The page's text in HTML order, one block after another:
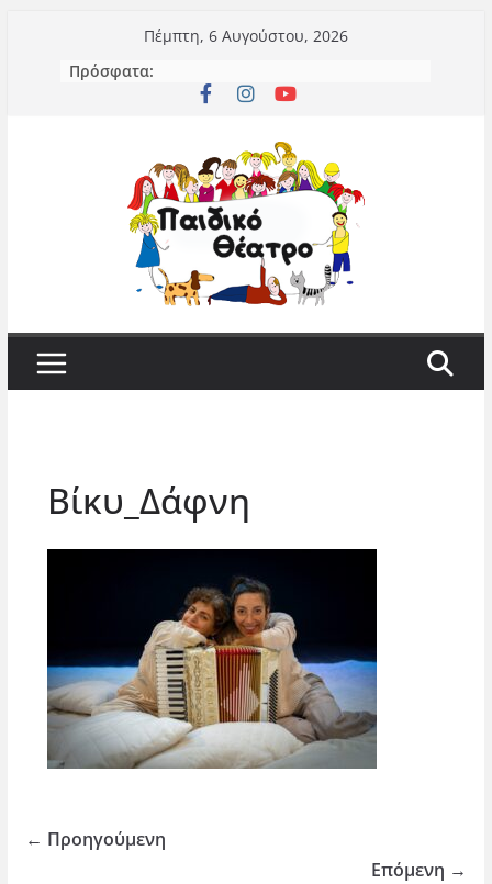
περιεχόμενο
Πέμπτη, 6 Αυγούστου, 2026
Πρόσφατα:
Βίκυ_Δάφνη
← Προηγούμενη
Επόμενη →